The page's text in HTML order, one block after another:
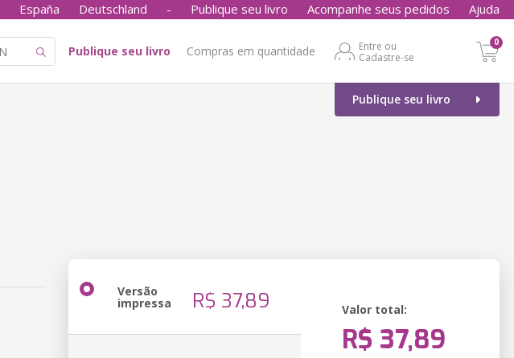
España Deutschland - Publique seu livro Acompanhe seus pedidos Ajuda
Publique seu livro Compras em quantidade
Entre ou
Cadastre-se
0
Publique seu livro
Versão
impressa R$ 37,89 Valor total:
R$ 37,89